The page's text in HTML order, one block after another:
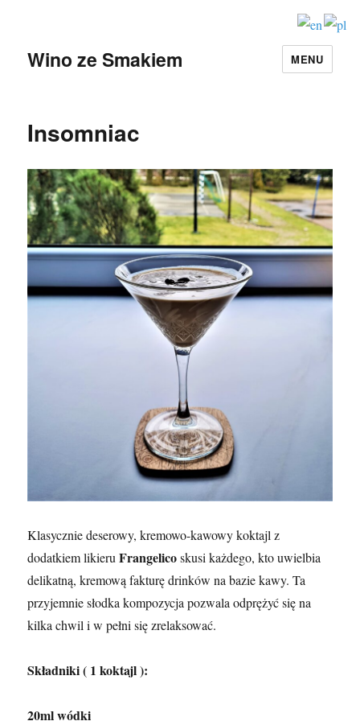
Wino ze Smakiem MENU
Insomniac
Klasycznie deserowy, kremowo-kawowy koktajl z
dodatkiem likieruFrangelicoskusi każdego, kto uwielbia
delikatną, kremową fakturę drinków na bazie kawy. Ta
przyjemnie słodka kompozycja pozwala odprężyć się na
kilka chwil i w pełni się zrelaksować.
Składniki ( 1 koktajl ):
20ml wódki